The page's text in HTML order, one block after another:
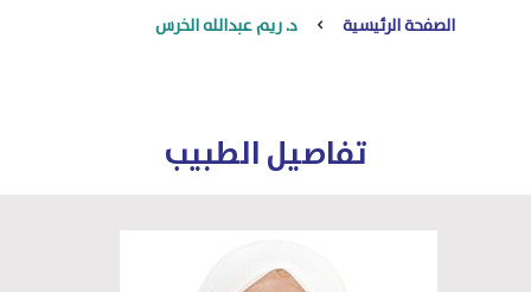
الصفحة الرئيسية د. ريم عبدالله الخرس
تفاصيل الطبيب